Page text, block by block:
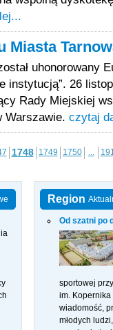
Miasta
uhonorowany
instytucją”. 26
Rady Miejskiej
Warszawie. czytaj
1748 1749 1750 ...
Region
Od szatni po
sportowej
im. Kopernika
wiadomość,
młodych